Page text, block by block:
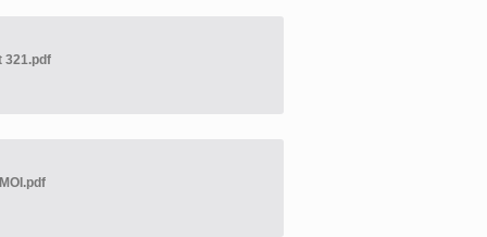
321.pdf